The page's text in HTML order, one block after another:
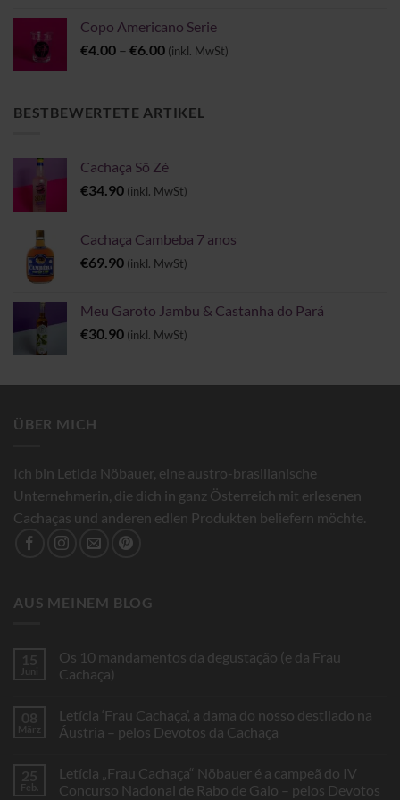
Copo Americano Serie
€4.00 – €6.00Preisspanne:
€6.00
(inkl. MwSt)
BESTBEWERTETE ARTIKEL
Cachaça Sô Zé
€34.90 (inkl. MwSt)
Cachaça Cambeba 7 anos
€69.90 (inkl. MwSt)
Meu Garoto Jambu & Castanha do Pará
€30.90 (inkl. MwSt)
ÜBER MICH
Ich bin Leticia Nöbauer, eine austro-brasilianische
Unternehmerin, die dich in ganz Österreich mit erlesenen
Cachaças und anderen edlen Produkten beliefern möchte.
AUS MEINEM BLOG
15
Juni
Os 10 mandamentos da degustação (e da Frau
Cachaça)
Os
10
degustação
(e
da
08
März
Letícia ‘Frau Cachaça’, a dama do nosso destilado na
Áustria – pelos Devotos da Cachaça
Letícia
‘Frau
25
Feb.
Letícia „Frau Cachaça“ Nöbauer é a campeã do IV
Concurso Nacional de Rabo de Galo – pelos Devotos